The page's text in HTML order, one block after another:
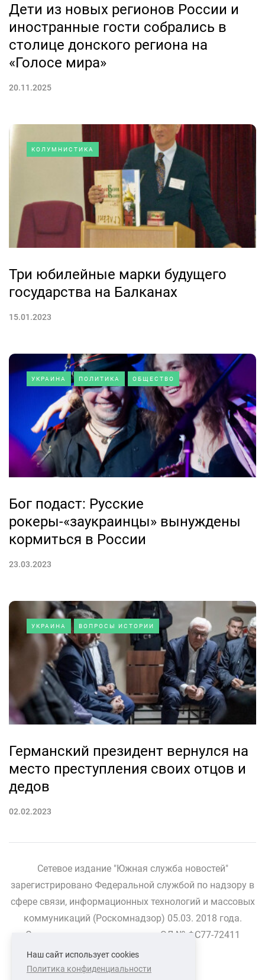
Дети из новых регионов России и
иностранные гости собрались в
столице донского региона на
«Голосе мира»
20.11.2025
КОЛУМНИСТИКА
Три юбилейные марки будущего
государства на Балканах
15.01.2023
УКРАИНА ПОЛИТИКА ОБЩЕСТВО
Бог подаст: Русские
рокеры-«заукраинцы» вынуждены
кормиться в России
23.03.2023
УКРАИНА ВОПРОСЫ ИСТОРИИ
Германский президент вернулся на
место преступления своих отцов и
дедов
02.02.2023
Сетевое издание "Южная служба новостей"
зарегистрировано Федеральной службой по надзору в
сфере связи, информационных технологий и массовых
коммуникаций (Роскомнадзор) 05.03. 2018 года.
Свидетельство о регистрации ЭЛ № ФС77-72411
СВЯЗАТЬСЯ С НАМИ
Наш сайт использует cookies
Политика конфиденциальности